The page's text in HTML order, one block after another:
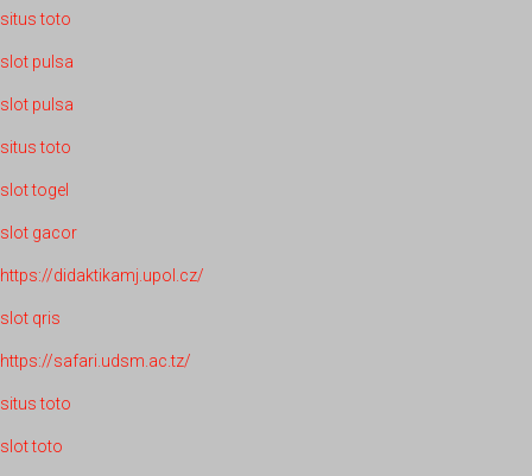
situs toto
slot pulsa
slot pulsa
situs toto
slot togel
slot gacor
https://didaktikamj.upol.cz/
slot qris
https://safari.udsm.ac.tz/
situs toto
slot toto